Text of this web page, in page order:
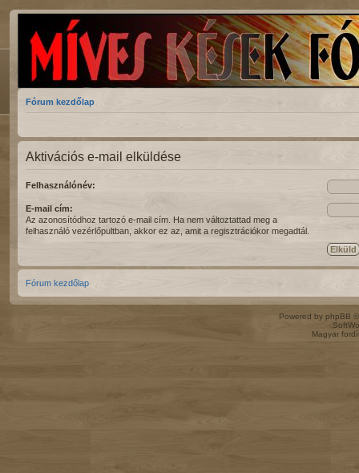
Fórum kezdőlap
Aktivációs e-mail elküldése
Felhasználónév:
E-mail cím:
Az azonosítódhoz tartozó e-mail cím. Ha nem változtattad meg a
felhasználó vezérlőpultban, akkor ez az, amit a regisztrációkor megadtál.
Fórum kezdőlap
Powered by phpBB
Magyar